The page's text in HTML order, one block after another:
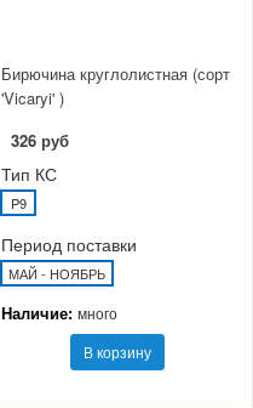
Бирючина круглолистная (сорт
'Vicaryi' )
326 руб
Тип КС
P9
Период поставки
МАЙ - НОЯБРЬ
Наличие: много
В корзину